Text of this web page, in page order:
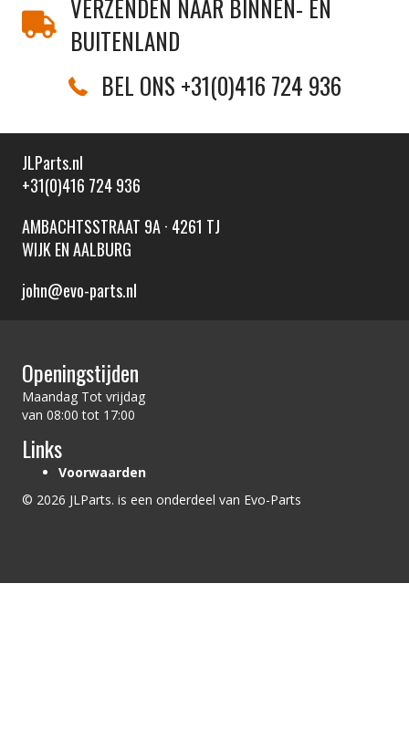
VERZENDEN NAAR BINNEN- EN
BUITENLAND
BEL ONS +31(0)416 724 936
JLParts.nl
+31(0)416 724 936
AMBACHTSSTRAAT 9A · 4261 TJ
WIJK EN AALBURG
john@evo-parts.nl
Openingstijden
Maandag Tot vrijdag
van 08:00 tot 17:00
Links
Voorwaarden
© 2026 JLParts. is een onderdeel van Evo-Parts